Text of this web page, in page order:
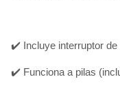
✔️ Incluye interruptor de
✔️ Funciona a pilas